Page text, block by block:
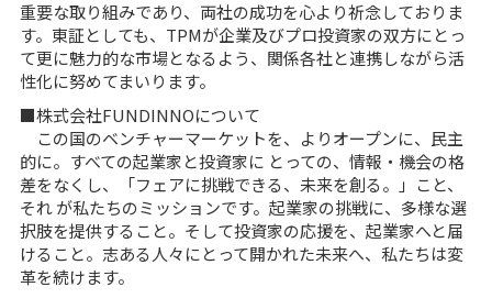
重要な取り組みであり、両社の成功を心より祈念しておりま
す。東証としても、TPMが企業及びプロ投資家の双方にとっ
て更に魅力的な市場となるよう、関係各社と連携しながら活
性化に努めてまいります。
■株式会社FUNDINNOについて
この国のベンチャーマーケットを、よりオープンに、⺠主
的に。すべての起業家と投資家に とっての、情報‧機会の格
差をなくし、「フェアに挑戦できる、未来を創る。」こと、
それ が私たちのミッションです。起業家の挑戦に、多様な選
択肢を提供すること。そして投資家の応援を、起業家へと届
けること。志ある⼈々にとって開かれた未来へ、私たちは変
⾰を続けます。